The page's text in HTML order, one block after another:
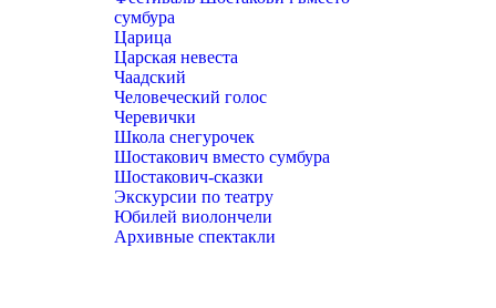
сумбура
Царица
Царская невеста
Чаадский
Человеческий голос
Черевички
Школа снегурочек
Шостакович вместо сумбура
Шостакович-сказки
Экскурсии по театру
Юбилей виолончели
Архивные спектакли